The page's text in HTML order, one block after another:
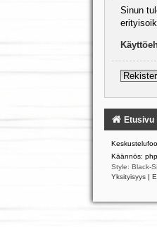
Sinun
Etusivu
Käännös:
Style: Black-
Yksityisyys |